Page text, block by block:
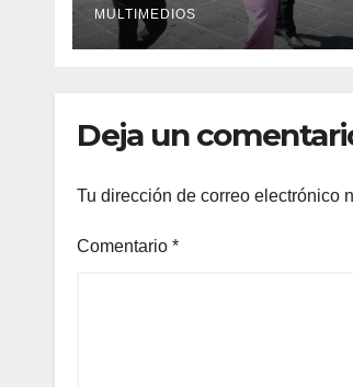
MULTIMEDIOS
Deja un
Tu dirección de correo electrónico
Comentario *